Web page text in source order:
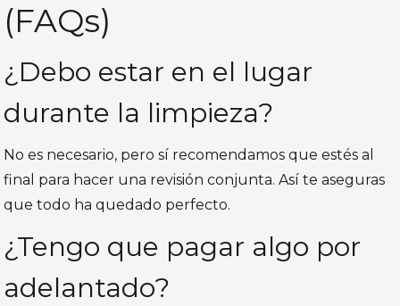
(FAQs)
¿Debo estar en el lugar
durante la limpieza?
No es necesario, pero sí recomendamos que estés al
final para hacer una revisión conjunta. Así te aseguras
que todo ha quedado perfecto.
¿Tengo que pagar algo por
adelantado?